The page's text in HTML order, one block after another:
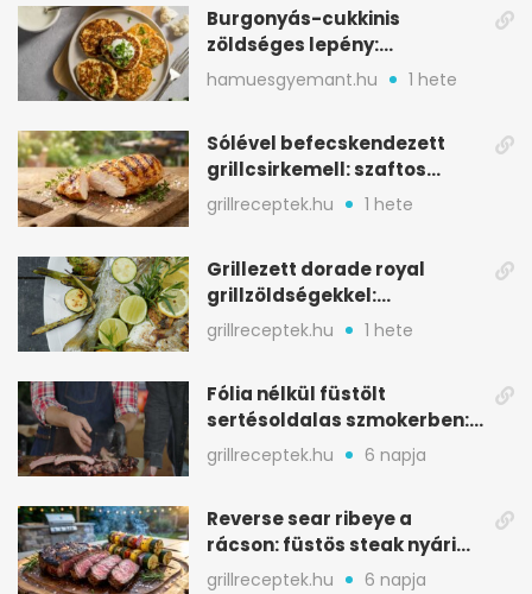
Burgonyás-cukkinis
zöldséges lepény:
aranybarna, szaftos, hús
nélkül is
hamuesgyemant.hu 1 hete
Sólével befecskendezett
grillcsirkemell: szaftos
marad, nem szárad ki
grillreceptek.hu 1 hete
Grillezett dorade royal
grillzöldségekkel:
mediterrán ízek a rostélyról
grillreceptek.hu 1 hete
Fólia nélkül füstölt
sertésoldalas szmokerben:
ropogós bark, 6 óra
grillreceptek.hu 6 napja
Reverse sear ribeye a
rácson: füstös steak nyári
tökkebabbal
grillreceptek.hu 6 napja